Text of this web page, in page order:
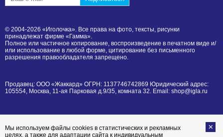
© 2004-2026 «Иголочка». Все права на фото, тексты, рисунки
принадлежат фирме «Гамма».
Полное или частичное копирование, воспроизведение в печатном виде и/
или использование в любой форме, цитирование без письменного
разрешения правообладателя запрещено.
Продавец: ООО «Жаккард» ОГРН: 1137746742869 Юридический адрес:
105554, Москва, 11-ая Парковая д.9/35, комната 32. Email: shop@igla.ru
Мы используем файлы cookies в статистических и рекламных
целях, а также для адаптации сайта к индивидуальным